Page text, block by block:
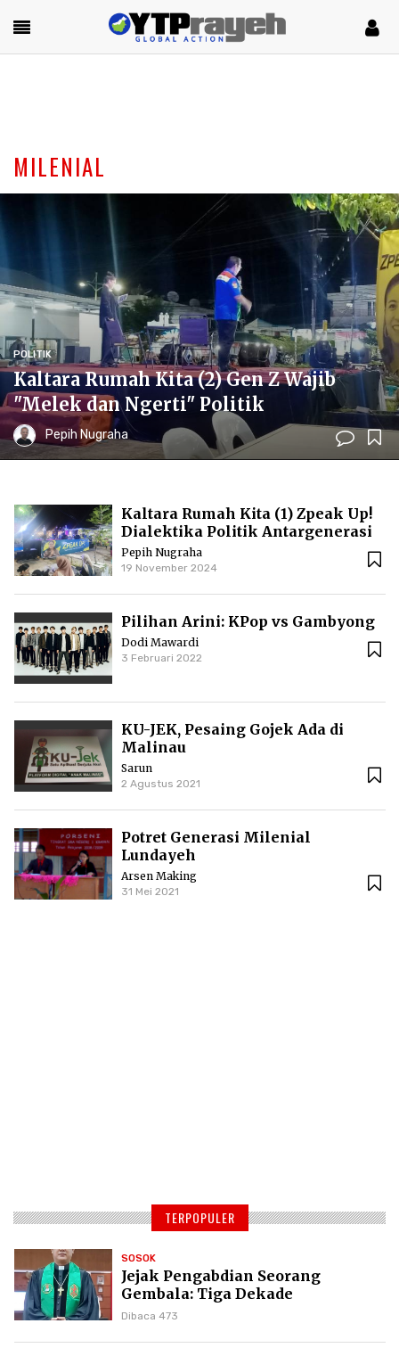
MILENIAL
POLITIK
Kaltara Rumah Kita (2) Gen Z Wajib
"Melek dan Ngerti" Politik
Pepih Nugraha
Kaltara Rumah Kita (1) Zpeak Up!
Dialektika Politik Antargenerasi
Pepih Nugraha
19 November 2024
Pilihan Arini: KPop vs Gambyong
Dodi Mawardi
3 Februari 2022
KU-JEK, Pesaing Gojek Ada di
Malinau
Sarun
2 Agustus 2021
Potret Generasi Milenial
Lundayeh
Arsen Making
31 Mei 2021
TERPOPULER
SOSOK
Jejak Pengabdian Seorang
Gembala: Tiga Dekade
Kepemimpinan Pdt. Dr. Yulius
Dibaca 473